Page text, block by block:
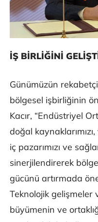
İŞ BİRLİĞİNİ
Günümüzün
bölgesel işbirliğinin
Kacır, “Endüstriyel
doğal
iç pazarımızı ve
sinerjilendirerek
gücünü artırmada
Teknolojik gelişmeler
büyümenin ve